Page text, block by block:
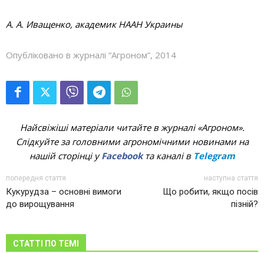
A. A. Иващенко, академик НААН Украины
Опубліковано в журналі “Агроном”, 2014
Найсвіжіші матеріали читайте в журналі «Агроном».
Слідкуйте за головними агрономічними новинами на
нашій сторінці уFacebookта каналі в Telegram
попередня стаття
Кукурудза – основні вимоги
до вирощування
наступна стаття
Що робити, якщо посів
пізній?
СТАТТІ ПО ТЕМІ